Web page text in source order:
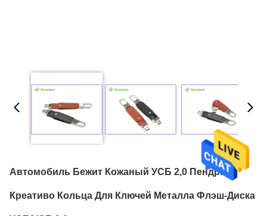
Автомобиль Бежит Кожаный УСБ 2,0 Пендриве
Креативо Кольца Для Ключей Металла Флэш-Диска